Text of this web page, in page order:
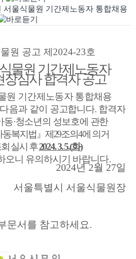
서울식물원 기간제노동자 통합채용
원 공고 제 2024-23호
물원 기간제노동자
장심사 합격자 공고
원 기간제노동자 통합채용
음과 같이
공고합니다. 합격자
동·청소년의 성보호에 관한
동복지법』 제 29조의4에 의거
실시 후2024. 3. 5.(화)
오니 유의하시기 바랍니다.
2024년2월 27일
서울특별시 서울식물원장
문서를 참고하세요.